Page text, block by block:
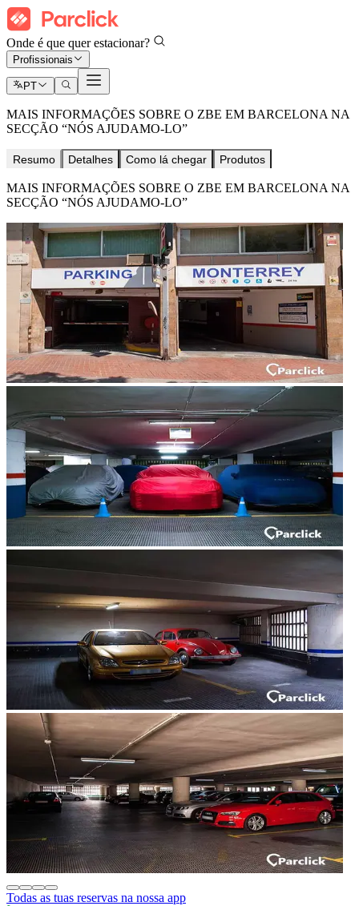
Onde é que quer estacionar?
Profissionais
PT
MAIS INFORMAÇÕES SOBRE O ZBE EM BARCELONA NA
SECÇÃO “NÓS AJUDAMO-LO”
Resumo Detalhes Como lá chegar Produtos
MAIS INFORMAÇÕES SOBRE O ZBE EM BARCELONA NA
SECÇÃO “NÓS AJUDAMO-LO”
Todas as tuas reservas na nossa app